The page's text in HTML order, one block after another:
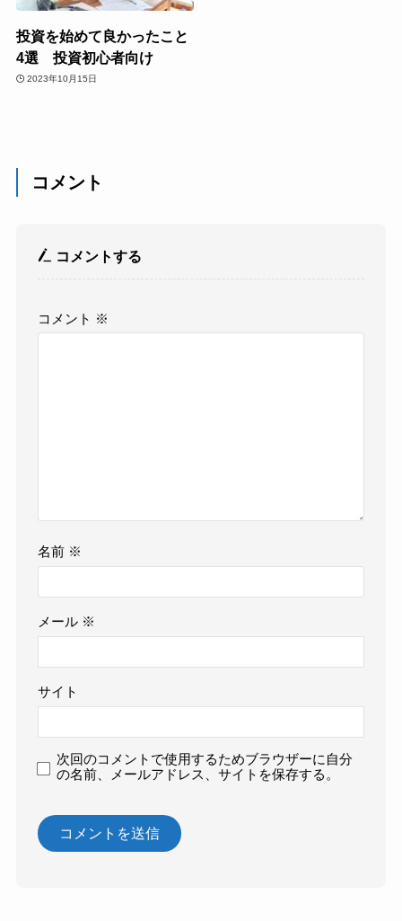
投資を始めて良かったこと
4選 投資初心者向け
2023年10月15日
コメント
コメントする
コメント ※
名前 ※
メール ※
サイト
次回のコメントで使用するためブラウザーに自分
の名前、メールアドレス、サイトを保存する。